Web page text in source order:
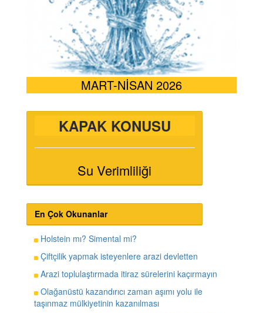
MART-NİSAN 2026
KAPAK KONUSU
Su Verimliliği
En Çok Okunanlar
Holstein mı? Simental mi?
Çiftçilik yapmak isteyenlere arazi devletten
Arazi toplulaştırmada itiraz sürelerini kaçırmayın
Olağanüstü kazandırıcı zaman aşımı yolu ile
taşınmaz mülkiyetinin kazanılması